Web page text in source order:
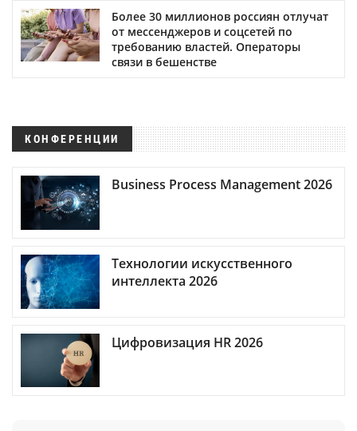
Более 30 миллионов россиян отлучат
от мессенджеров и соцсетей по
требованию властей. Операторы
связи в бешенстве
КОНФЕРЕНЦИИ
Business Process Management 2026
Технологии искусственного
интеллекта 2026
Цифровизация HR 2026